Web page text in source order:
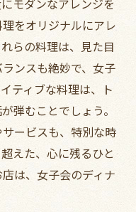
をオリジナルにアレ
らの料理は、見た目
ンスも絶妙で、女子
ティブな料理は、ト
弾むことでしょう。
ービスも、特別な時
えた、心に残るひと
は、女子会のディナ